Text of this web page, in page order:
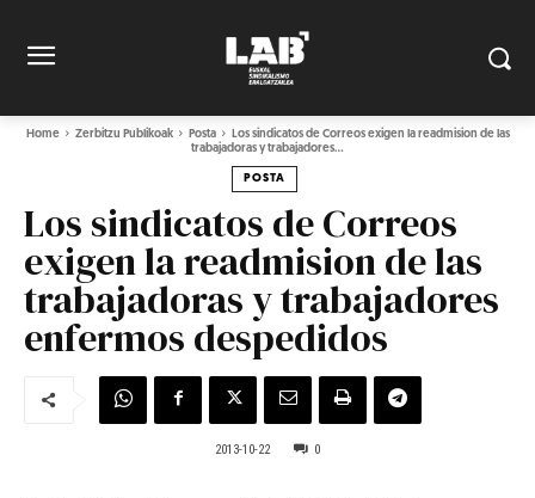
Home Zerbitzu Publikoak Posta
Los sindicatos de Correos exigen la readmision de las
trabajadoras y trabajadores...
POSTA
Los sindicatos de Correos
exigen la readmision de las
trabajadoras y trabajadores
enfermos despedidos
2013-10-22 0